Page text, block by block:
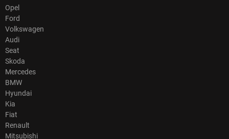
Opel
Ford
Volkswagen
Audi
Seat
Skoda
Mercedes
BMW
Hyundai
Kia
Fiat
Renault
Mitsubishi